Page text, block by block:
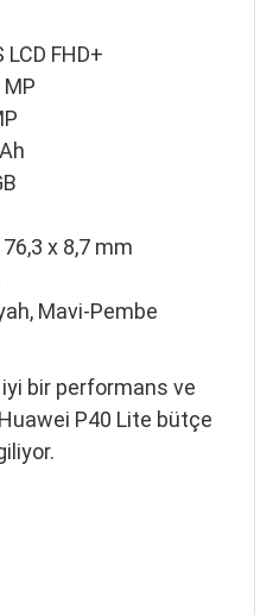
FHD+
x 8,7 mm
Mavi-Pembe
bir performans ve
P40 Lite bütçe